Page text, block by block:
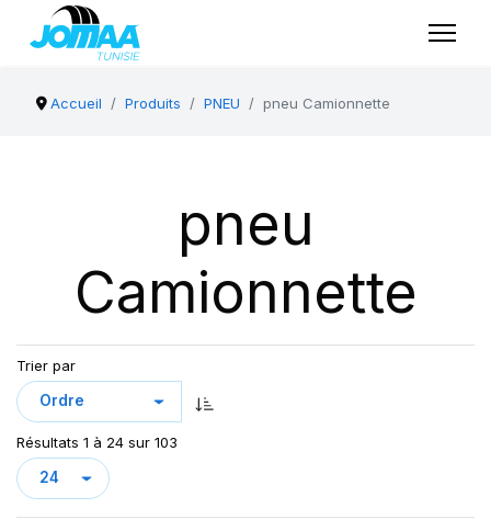
Accueil Produits PNEU pneu Camionnette
pneu
Camionnette
Trier par
Résultats 1 à 24 sur 103